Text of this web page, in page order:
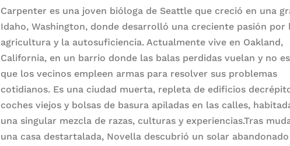
Carpenter es una joven bióloga de Seattle que creció en una
Idaho, Washington, donde desarrolló una creciente pasión por
agricultura y la autosuficiencia. Actualmente vive en Oakland,
California, en un barrio donde las balas perdidas vuelan y no
que los vecinos empleen armas para resolver sus problemas
cotidianos. Es una ciudad muerta, repleta de edificios
coches viejos y bolsas de basura apiladas en las calles,
una singular mezcla de razas, culturas y experiencias.Tras
una casa destartalada, Novella descubrió un solar